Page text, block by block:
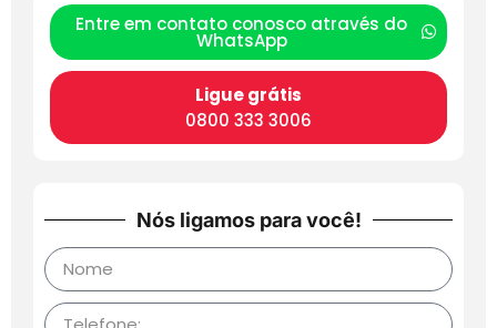
Entre em contato conosco através do
WhatsApp
Ligue grátis
0800 333 3006
Nós ligamos para você!